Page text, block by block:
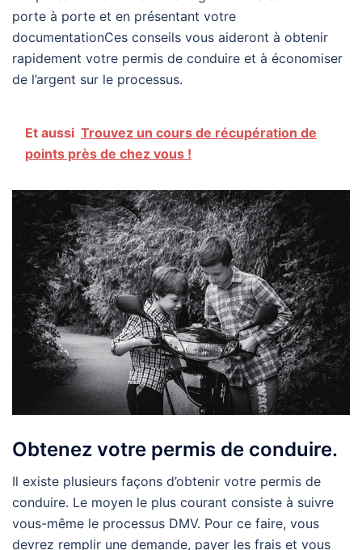
porte à porte et en présentant votre
documentationCes conseils vous aideront à obtenir
rapidement votre permis de conduire et à économiser
de l’argent sur le processus.
Et aussi Trouvez un cours de récupération de
points près de chez vous !
Obtenez votre permis de conduire.
Il existe plusieurs façons d’obtenir votre permis de
conduire. Le moyen le plus courant consiste à suivre
vous-même le processus DMV. Pour ce faire, vous
devrez remplir une demande, payer les frais et vous